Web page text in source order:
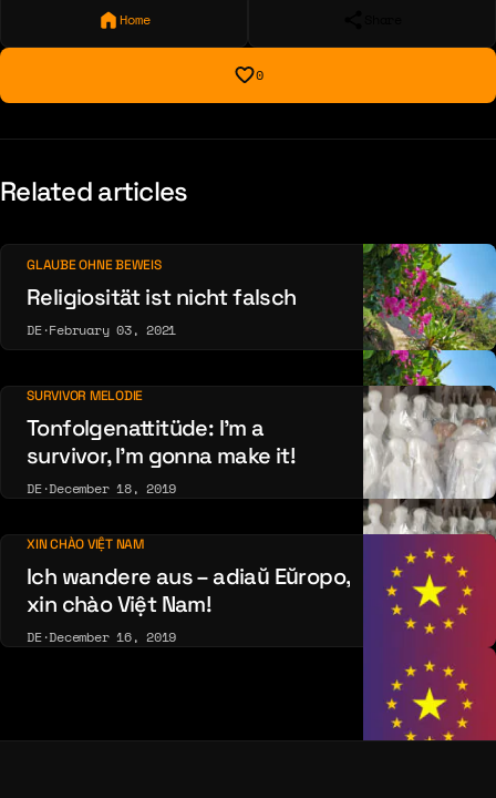
Home
0
Related articles
GLAUBE OHNE BEWEIS
Religiosität ist nicht falsch
DE·February 03, 2021
SURVIVOR MELODIE
Tonfolgenattitüde: I’m a
survivor, I’m gonna make it!
DE·December 18, 2019
XIN CHÀO VIỆT NAM
Ich wandere aus – adiaŭ Eŭropo,
xin chào Việt Nam!
DE·December 16, 2019